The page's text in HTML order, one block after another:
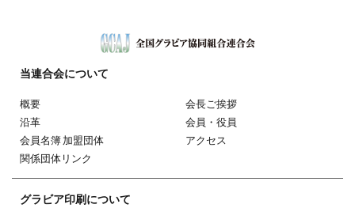
当連合会について
概要
会長ご挨拶
沿革
会員・役員
会員名簿 加盟団体
アクセス
関係団体リンク
グラビア印刷について